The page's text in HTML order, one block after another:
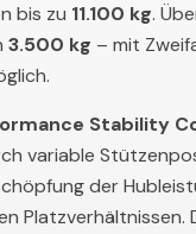
bis zu 11.100 kg.
3.500 kg – mit
Stability
variable
der
Platzverhältnissen.